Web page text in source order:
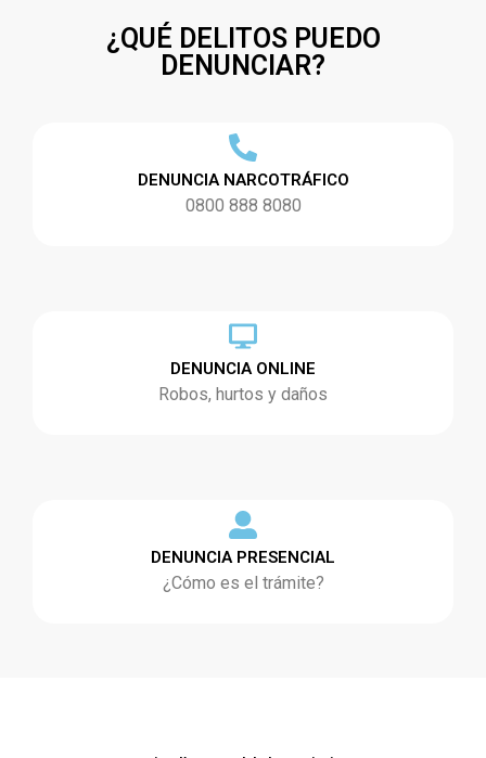
¿QUÉ DELITOS PUEDO
DENUNCIAR?
DENUNCIA NARCOTRÁFICO
0800 888 8080
DENUNCIA ONLINE
Robos, hurtos y daños
DENUNCIA PRESENCIAL
¿Cómo es el trámite?